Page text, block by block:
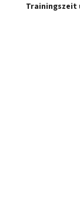
Trainingszeit